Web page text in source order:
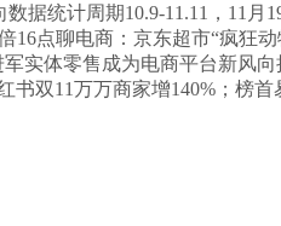
据统计周期10.9-11.11，11
16点聊电商：京东超市“疯狂
实体零售成为电商平台新风
双11万万商家增140%；榜